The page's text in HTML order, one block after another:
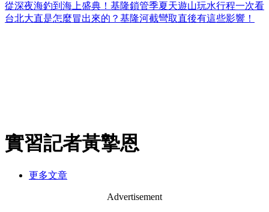
從深夜海釣到海上盛典！基隆鎖管季夏天遊山玩水行程一次看
台北大直是怎麼冒出來的？基隆河截彎取直後有這些影響！
實習記者黃摯恩
更多文章
Advertisement